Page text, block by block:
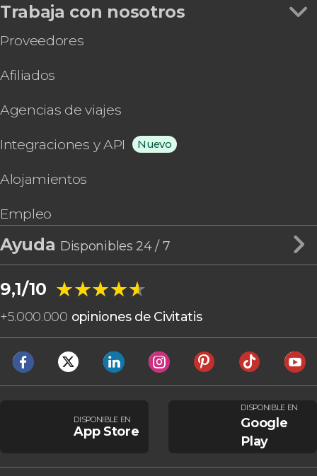
Trabaja con nosotros
Proveedores
Afiliados
Agencias de viajes
Integraciones y API Nuevo
Alojamientos
Empleo
Ayuda Disponibles 24 / 7
9,1/10 ★★★★★
★★★★★
+5.000.000 opiniones de Civitatis
DISPONIBLE EN
App Store
DISPONIBLE EN
Google
Play